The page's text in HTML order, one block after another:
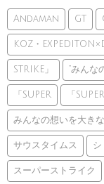
Andaman GT
KOZ・
STRIKE」 ”みんな
「SUPER 「
みんなの想いを大き
サウスタイムス シ
スーパーストライク